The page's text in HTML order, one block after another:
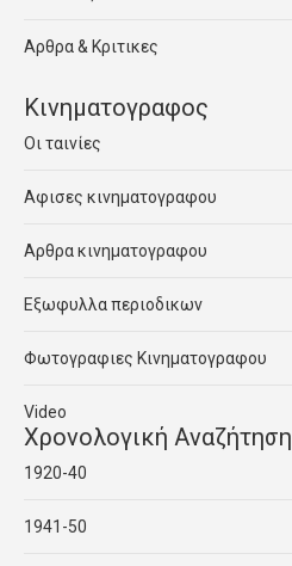
Αρθρα & Κριτικες
Κινηματογραφος
Οι ταινίες
Αφισες κινηματογραφου
Αρθρα κινηματογραφου
Εξωφυλλα περιοδικων
Φωτογραφιες Κινηματογραφου
Video
Χρονολογική Αναζήτηση
1920-40
1941-50